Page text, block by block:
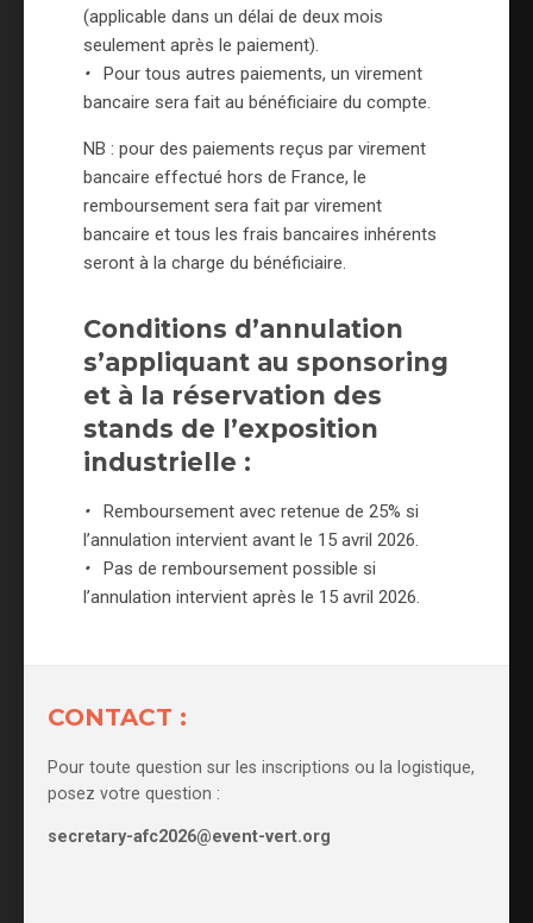
(applicable dans un délai de deux mois
seulement après le paiement).
• Pour tous autres paiements, un virement
bancaire sera fait au bénéficiaire du compte.
NB : pour des paiements reçus par virement
bancaire effectué hors de France, le
remboursement sera fait par virement
bancaire et tous les frais bancaires inhérents
seront à la charge du bénéficiaire.
Conditions d’annulation
s’appliquant au sponsoring
et à la réservation des
stands de l’exposition
industrielle :
• Remboursement avec retenue de 25% si
l’annulation intervient avant le 15 avril 2026.
• Pas de remboursement possible si
l’annulation intervient après le 15 avril 2026.
CONTACT :
Pour toute question sur les inscriptions ou la logistique,
posez votre question :
secretary-afc2026@event-vert.org